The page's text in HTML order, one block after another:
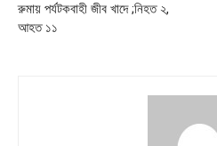
রুমায় পর্যটকবাহী জীব খাদে ;নিহত ২,
আহত ১১